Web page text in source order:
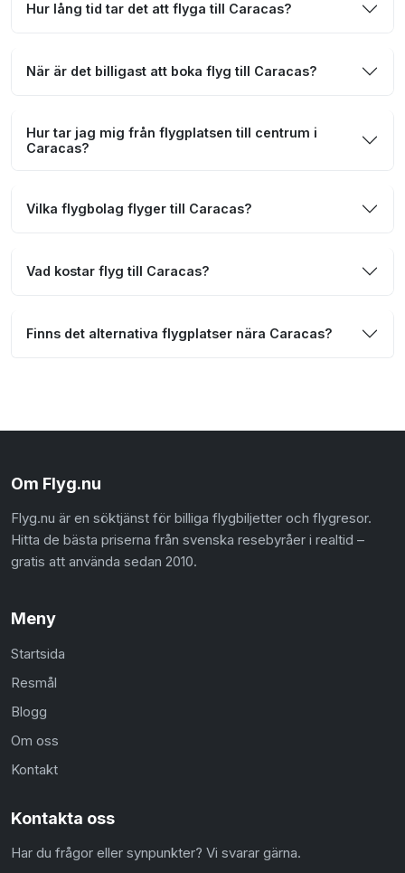
Hur lång tid tar det att flyga till Caracas?
När är det billigast att boka flyg till Caracas?
Hur tar jag mig från flygplatsen till centrum i
Caracas?
Vilka flygbolag flyger till Caracas?
Vad kostar flyg till Caracas?
Finns det alternativa flygplatser nära Caracas?
Om Flyg.nu
Flyg.nu är en söktjänst för billiga flygbiljetter och flygresor.
Hitta de bästa priserna från svenska resebyråer i realtid –
gratis att använda sedan 2010.
Meny
Startsida
Resmål
Blogg
Om oss
Kontakt
Kontakta oss
Har du frågor eller synpunkter? Vi svarar gärna.